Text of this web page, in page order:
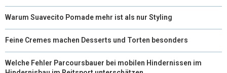
Warum Suavecito Pomade mehr ist als nur Styling
Feine Cremes machen Desserts und Torten besonders
Welche Fehler Parcoursbauer bei mobilen Hindernissen im